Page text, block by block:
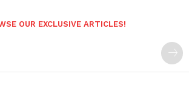
OUR EXCLUSIVE ARTICLES!